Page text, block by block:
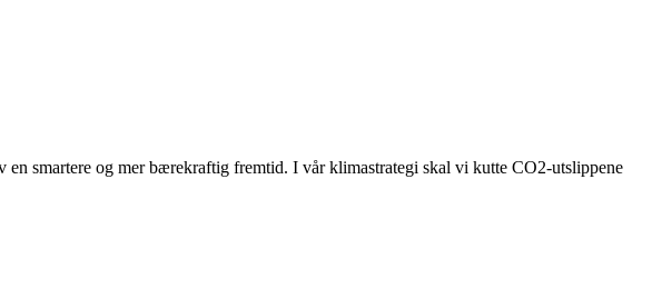
smartere og mer bærekraftig fremtid. I vår klimastrategi skal vi kutte CO2-utslippene